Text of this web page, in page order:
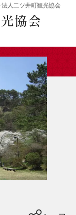
法人二ツ井町観光協会
協会